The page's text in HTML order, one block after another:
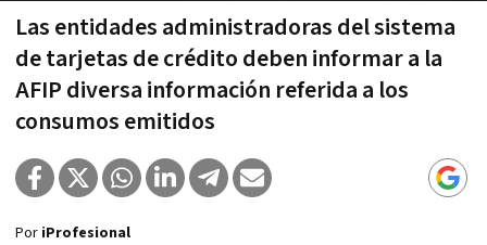
Las entidades administradoras del sistema
de tarjetas de crédito deben informar a la
AFIP diversa información referida a los
consumos emitidos
Por iProfesional